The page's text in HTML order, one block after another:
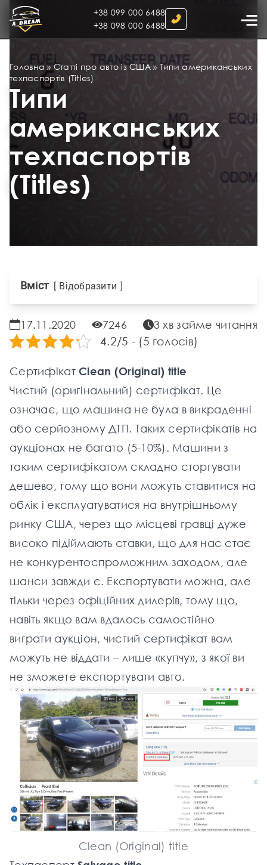
+38 099 000 6488
+38 098 000 6488
Головна »Статті про авто із США» Типи американських
техпаспортів (Titles)
Типи
американських
техпаспортів
(Titles)
Вміст Відобразити
17.11.2020 7246 3 хв займе читання
4.2/5 - (5 голосів)
СертифікатClean (Original) title
Чистий (оригінальний) сертифікат. Це
означає, що машина не була в викраденні
або серйозному ДТП. Таких сертифікатів на
аукціонах не багато (5-10%). Машини з
таким сертифікатом складно сторгувати
дешево, тому що вони можуть ставитися на
облік і експлуатуватися на внутрішньому
ринку США, через що місцеві гравці дуже
високо підіймають ставки, що для нас стає
не конкурентоспроможним заходом, але
шанси завжди є. Експортувати можна, але
тільки через офіційних дилерів, тому що,
навіть якщо вам вдалось самостійно
виграти аукціон, чистий сертифікат вам
можуть не віддати – лише «купчу», з якої ви
не зможете експортувати авто.
Clean (Original) title